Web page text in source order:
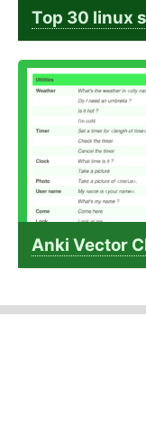
Top 30 linux
Anki Vector